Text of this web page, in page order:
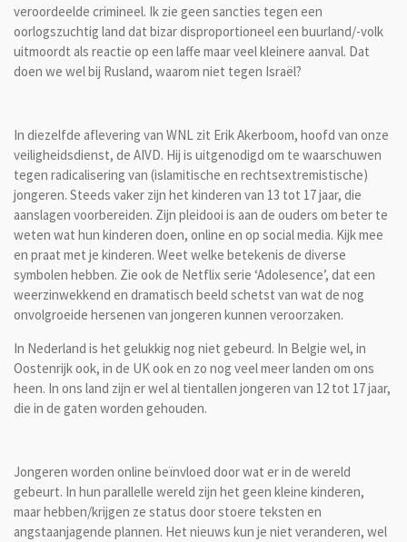
veroordeelde crimineel. Ik zie geen sancties tegen een
oorlogszuchtig land dat bizar disproportioneel een buurland/-volk
uitmoordt als reactie op een laffe maar veel kleinere aanval. Dat
doen we wel bij Rusland, waarom niet tegen Israël?
In diezelfde aflevering van WNL zit Erik Akerboom, hoofd van onze
veiligheidsdienst, de AIVD. Hij is uitgenodigd om te waarschuwen
tegen radicalisering van (islamitische en rechtsextremistische)
jongeren. Steeds vaker zijn het kinderen van 13 tot 17 jaar, die
aanslagen voorbereiden. Zijn pleidooi is aan de ouders om beter te
weten wat hun kinderen doen, online en op social media. Kijk mee
en praat met je kinderen. Weet welke betekenis de diverse
symbolen hebben. Zie ook de Netflix serie ‘Adolesence’, dat een
weerzinwekkend en dramatisch beeld schetst van wat de nog
onvolgroeide hersenen van jongeren kunnen veroorzaken.
In Nederland is het gelukkig nog niet gebeurd. In Belgie wel, in
Oostenrijk ook, in de UK ook en zo nog veel meer landen om ons
heen. In ons land zijn er wel al tientallen jongeren van 12 tot 17 jaar,
die in de gaten worden gehouden.
Jongeren worden online beïnvloed door wat er in de wereld
gebeurt. In hun parallelle wereld zijn het geen kleine kinderen,
maar hebben/krijgen ze status door stoere teksten en
angstaanjagende plannen. Het nieuws kun je niet veranderen, wel